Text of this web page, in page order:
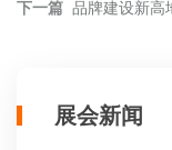
下一篇 品牌建设新高
展会新闻